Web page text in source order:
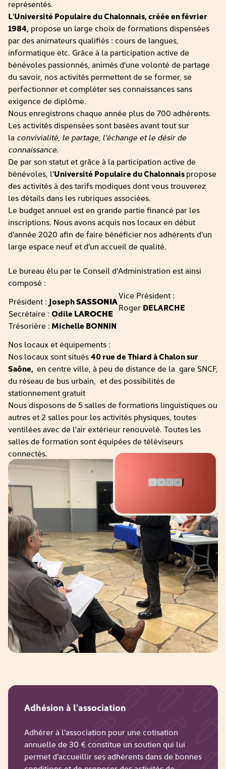
représentés.
L'Université Populaire du Chalonnais, créée en février
1984, propose un large choix de formations dispensées
par des animateurs qualifiés : cours de langues,
informatique etc. Grâce à la participation active de
bénévoles passionnés, animés d'une volonté de partage
du savoir, nos activités permettent de se former, se
perfectionner et compléter ses connaissances sans
exigence de diplôme.
Nous enregistrons chaque année plus de 700 adhérents.
Les activités dispensées sont basées avant tout sur
la convivialité, le partage, l'échange et le désir de
connaissance.
De par son statut et grâce à la participation active de
bénévoles, l'Université Populaire du Chalonnaispropose
des activités à des tarifs modiques dont vous trouverez
les détails dans les rubriques associées.
Le budget annuel est en grande partie financé par les
inscriptions. Nous avons acquis nos locaux en début
d'année 2020 afin de faire bénéficier nos adhérents d'un
large espace neuf et d'un accueil de qualité.
Le bureau élu par le Conseil d'Administration est ainsi
composé :
Président : JosephSASSONIA
Secrétaire : Odile LAROCHE
Trésorière : Michelle BONNIN
Vice Président :
Roger DELARCHE
Nos locaux et équipements :
Nos locaux sont situés40 rue de Thiard à Chalon sur
Saône, en centre ville, à peu de distance de la gare SNCF,
du réseau de bus urbain, et des possibilités de
stationnement gratuit
Nous disposons de 5 salles de formations linguistiques ou
autres et 2 salles pour les activités physiques, toutes
ventilées avec de l'air extérieur renouvelé. Toutes les
salles de formation sont équipées de téléviseurs
connectés.
Adhésion à l'association
Adhérer à l'association pour une cotisation
annuelle de 30 € constitue un soutien qui lui
permet d'accueillir ses adhérents dans de bonnes